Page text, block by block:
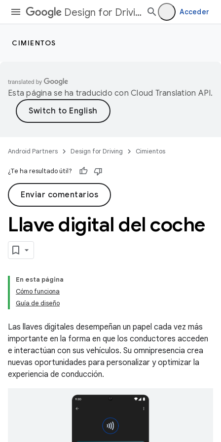
Design for Driving Acceder
CIMIENTOS
Esta página se ha traducido con Cloud Translation API.
Android Partners Design for Driving Cimientos
¿Te ha resultado útil?
Enviar comentarios
Llave digital del coche
En esta página
Cómo funciona
Guía de diseño
Las llaves digitales desempeñan un papel cada vez más
importante en la forma en que los conductores acceden
e interactúan con sus vehículos. Su omnipresencia crea
nuevas oportunidades para personalizar y optimizar la
experiencia de conducción.